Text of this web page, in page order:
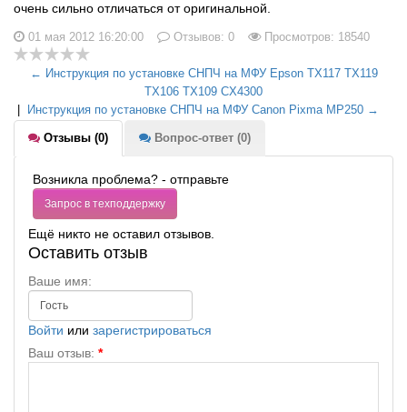
очень сильно отличаться от оригинальной.
01 мая 2012 16:20:00 Отзывов: 0 Просмотров: 18540
← Инструкция по установке СНПЧ на МФУ Epson TX117 TX119
TX106 TX109 CX4300
Инструкция по установке СНПЧ на МФУ Canon Pixma MP250 →
Отзывы (0) Вопрос-ответ (0)
Возникла проблема? - отправьте
Запрос в техподдержку
Ещё никто не оставил отзывов.
Оставить отзыв
Ваше имя:
Войти или зарегистрироваться
Ваш отзыв: *